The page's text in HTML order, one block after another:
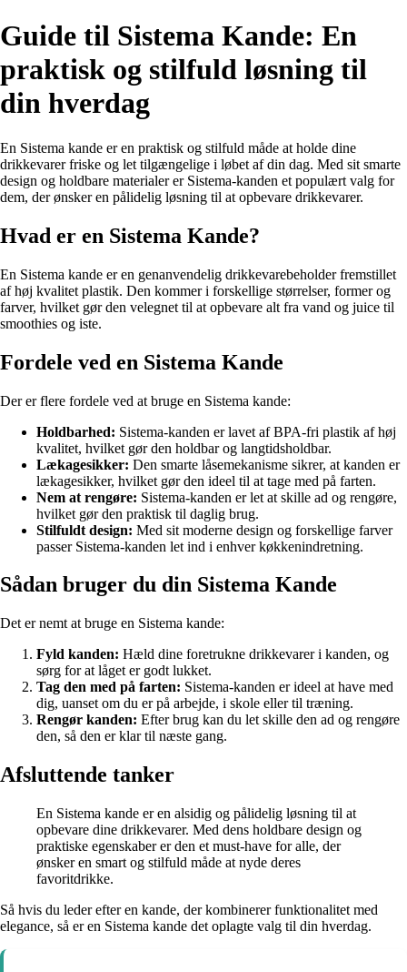
Guide til Sistema Kande: En
praktisk og stilfuld løsning til
din hverdag
En Sistema kande er en praktisk og stilfuld måde at holde dine
drikkevarer friske og let tilgængelige i løbet af din dag. Med sit smarte
design og holdbare materialer er Sistema-kanden et populært valg for
dem, der ønsker en pålidelig løsning til at opbevare drikkevarer.
Hvad er en Sistema Kande?
En Sistema kande er en genanvendelig drikkevarebeholder fremstillet
af høj kvalitet plastik. Den kommer i forskellige størrelser, former og
farver, hvilket gør den velegnet til at opbevare alt fra vand og juice til
smoothies og iste.
Fordele ved en Sistema Kande
Der er flere fordele ved at bruge en Sistema kande:
Holdbarhed: Sistema-kanden er lavet af BPA-fri plastik af høj
kvalitet, hvilket gør den holdbar og langtidsholdbar.
Lækagesikker: Den smarte låsemekanisme sikrer, at kanden er
lækagesikker, hvilket gør den ideel til at tage med på farten.
Nem at rengøre: Sistema-kanden er let at skille ad og rengøre,
hvilket gør den praktisk til daglig brug.
Stilfuldt design: Med sit moderne design og forskellige farver
passer Sistema-kanden let ind i enhver køkkenindretning.
Sådan bruger du din Sistema Kande
Det er nemt at bruge en Sistema kande:
Fyld kanden: Hæld dine foretrukne drikkevarer i kanden, og
sørg for at låget er godt lukket.
Tag den med på farten: Sistema-kanden er ideel at have med
dig, uanset om du er på arbejde, i skole eller til træning.
Rengør kanden: Efter brug kan du let skille den ad og rengøre
den, så den er klar til næste gang.
Afsluttende tanker
En Sistema kande er en alsidig og pålidelig løsning til at
opbevare dine drikkevarer. Med dens holdbare design og
praktiske egenskaber er den et must-have for alle, der
ønsker en smart og stilfuld måde at nyde deres
favoritdrikke.
Så hvis du leder efter en kande, der kombinerer funktionalitet med
elegance, så er en Sistema kande det oplagte valg til din hverdag.